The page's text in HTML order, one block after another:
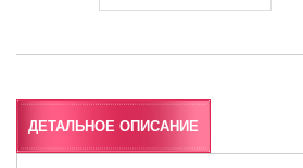
ДЕТАЛЬНОЕ ОПИСАНИЕ